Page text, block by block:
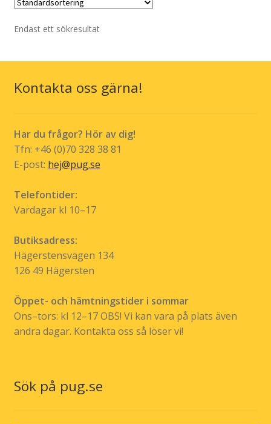
Älska chili
Endast ett sökresultat
Kontakta oss gärna!
Har du frågor? Hör av dig!
Tfn: +46 (0)70 328 38 81
E-post: hej@pug.se
Telefontider:
Vardagar kl 10–17
Butiksadress:
Hägerstensvägen 134
126 49 Hägersten
Öppet- och hämtningstider i sommar
Ons–tors: kl 12–17 OBS! Vi kan vara på plats även
andra dagar. Kontakta oss så löser vi!
Sök på pug.se